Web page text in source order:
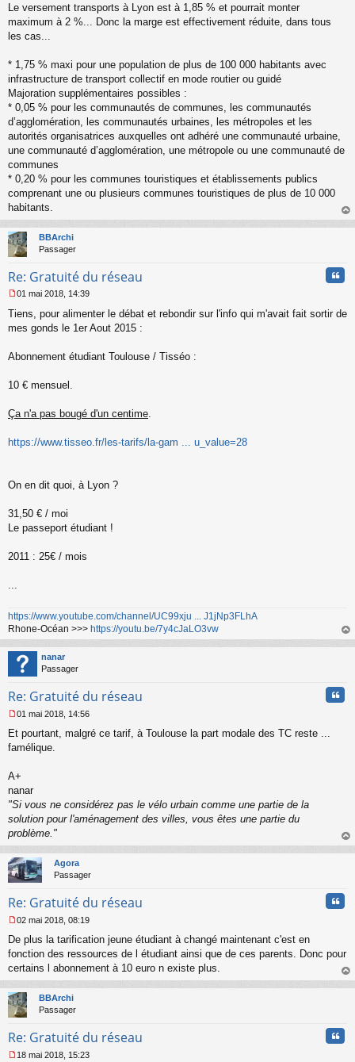
g
e
n
n
u
Le versement transports à Lyon est à 1,85 % et pourrait monter
maximum à 2 %... Donc la marge est effectivement réduite, dans tous
les cas...
* 1,75 % maxi pour une population de plus de 100 000 habitants avec
infrastructure de transport collectif en mode routier ou guidé
Majoration supplémentaires possibles :
* 0,05 % pour les communautés de communes, les communautés
d’agglomération, les communautés urbaines, les métropoles et les
autorités organisatrices auxquelles ont adhéré une communauté urbaine,
une communauté d’agglomération, une métropole ou une communauté de
communes
* 0,20 % pour les communes touristiques et établissements publics
comprenant une ou plusieurs communes touristiques de plus de 10 000
habitants.
au
BBArchi
Passager
Re: Gratuité du réseau
e
s
g
n
n
l
01 mai 2018, 14:39
Tiens, pour alimenter le débat et rebondir sur l'info qui m'avait fait sortir de
mes gonds le 1er Aout 2015 :
Abonnement étudiant Toulouse / Tisséo :
10 € mensuel.
Ça n'a pas bougé d'un centime
https://www.tisseo.fr/les-tarifs/la-gam ... u_value=28
On en dit quoi, à Lyon ?
31,50 € / moi
Le passeport étudiant !
2011 : 25€ / mois
https://www.youtube.com/channel/UC99xju ... J1jNp3FLhA
Rhone-Océan >>> https://youtu.be/7y4cJaLO3vw
au
nanar
Passager
Re: Gratuité du réseau
e
s
g
e
n
o
n
u
01 mai 2018, 14:56
Et pourtant, malgré ce tarif, à Toulouse la part modale des TC reste ...
famélique.
A+
nanar
"Si vous ne considérez pas le vélo urbain comme une partie de la
solution pour l'aménagement des villes, vous êtes une partie du
problème."
au
Agora
Passager
Re: Gratuité du réseau
e
s
s
g
e
n
n
u
02 mai 2018, 08:19
De plus la tarification jeune étudiant à changé maintenant c'est en
fonction des ressources de l étudiant ainsi que de ces parents. Donc pour
certains l abonnement à 10 euro n existe plus.
au
BBArchi
Passager
Re: Gratuité du réseau
18 mai 2018, 15:23